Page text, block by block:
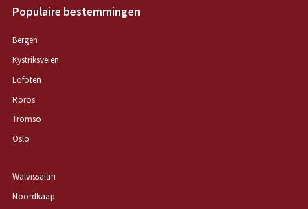
Populaire bestemmingen
Bergen
Kystriksveien
Lofoten
Roros
Tromso
Oslo
Walvissafari
Noordkaap